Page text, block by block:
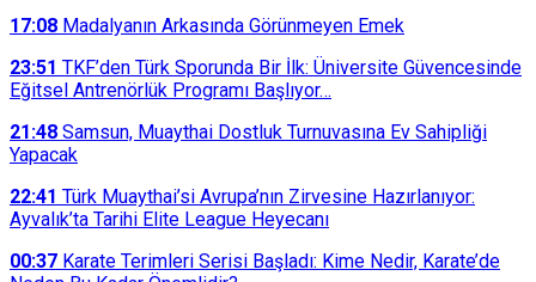
17:08 Madalyanın Arkasında Görünmeyen Emek
23:51 TKF’den Türk Sporunda Bir İlk: Üniversite Güvencesinde
Eğitsel Antrenörlük Programı Başlıyor…
21:48 Samsun, Muaythai Dostluk Turnuvasına Ev Sahipliği
Yapacak
22:41 Türk Muaythai’si Avrupa’nın Zirvesine Hazırlanıyor:
Ayvalık’ta Tarihi Elite League Heyecanı
00:37 Karate Terimleri Serisi Başladı: Kime Nedir, Karate’de